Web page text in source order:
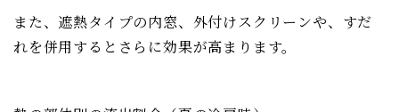
また、遮熱タイプの内窓、外付けスクリーンや、すだ
れを併用するとさらに効果が高まります。